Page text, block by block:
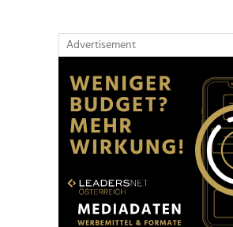
Advertisement